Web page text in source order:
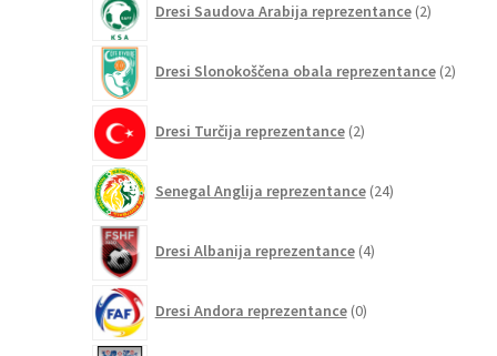
Dresi Saudova Arabija reprezentance 2izdelka
Dresi Slonokoščena obala reprezentance 2izdelka
Dresi Turčija reprezentance 2izdelka
Senegal Anglija reprezentance 24izdelkov
Dresi Albanija reprezentance 4izdelki
Dresi Andora reprezentance 0izdelkov